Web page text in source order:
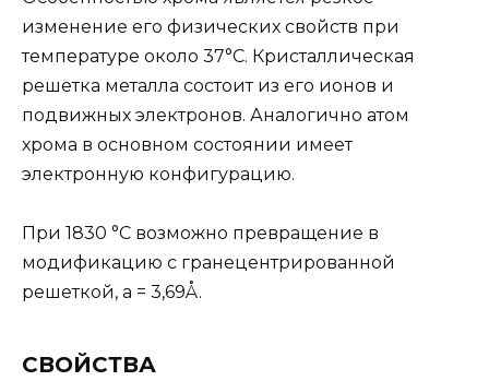
изменение его физических свойств при
температуре около 37°С. Кристаллическая
решетка металла состоит из его ионов и
подвижных электронов. Аналогично атом
хрома в основном состоянии имеет
электронную конфигурацию.
При 1830 °С возможно превращение в
модификацию с гранецентрированной
решеткой, а = 3,69Å.
СВОЙСТВА